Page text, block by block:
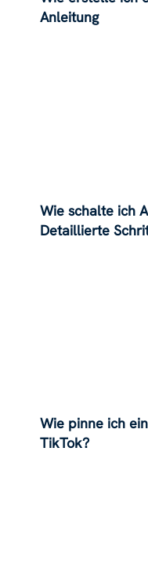
Anleitung
Wie schalte ich
Detaillierte
Wie pinne ich
TikTok?